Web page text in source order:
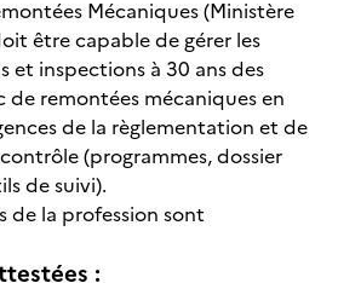
Mécaniques (Ministère
être capable de gérer les
et inspections à 30 ans des
de remontées mécaniques en
de la règlementation et de
(programmes, dossier
de suivi).
de la profession sont
: